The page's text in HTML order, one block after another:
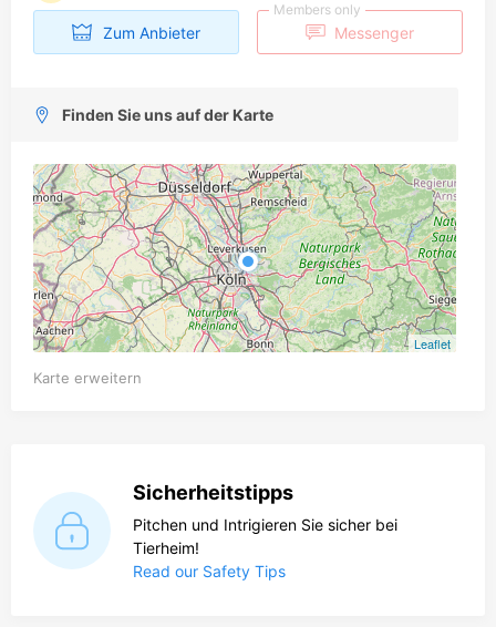
Zum Anbieter
Members only
Messenger
Finden Sie uns auf der Karte
Leaflet
Karte erweitern
Sicherheitstipps
Pitchen und Intrigieren Sie sicher bei
Tierheim!
Read our Safety Tips